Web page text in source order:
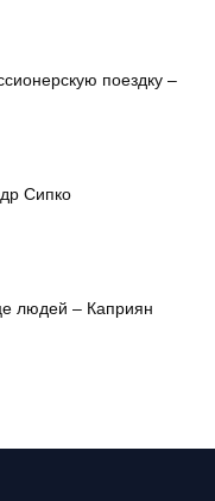
поездку –
Сипко
людей – Каприян